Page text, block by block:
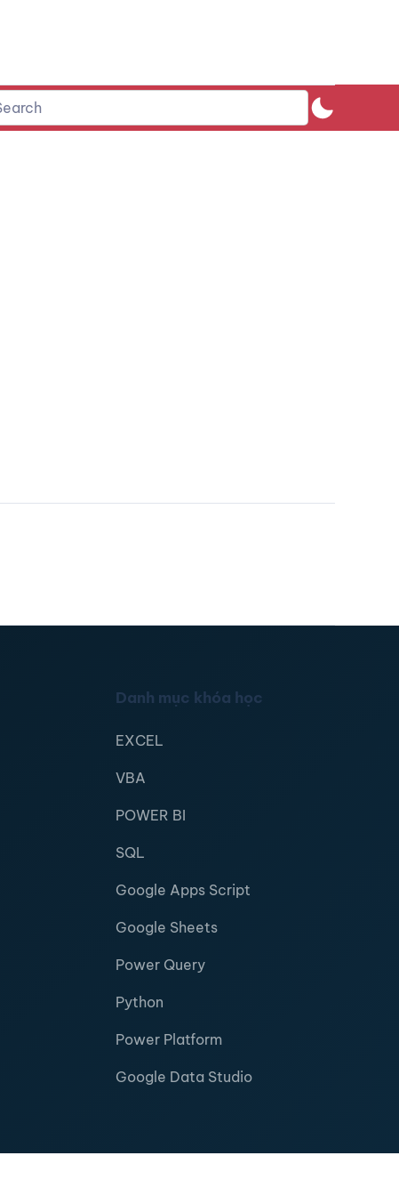
Danh mục khóa học
EXCEL
VBA
POWER BI
SQL
Google Apps Script
Google Sheets
Power Query
Python
Power Platform
Google Data Studio